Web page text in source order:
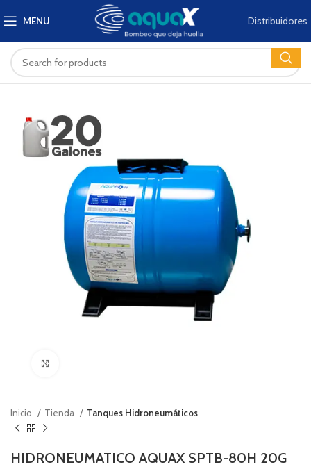
MENU Distribuidores
Inicio Tienda Tanques Hidroneumáticos
HIDRONEUMATICO AQUAX SPTB-80H 20G